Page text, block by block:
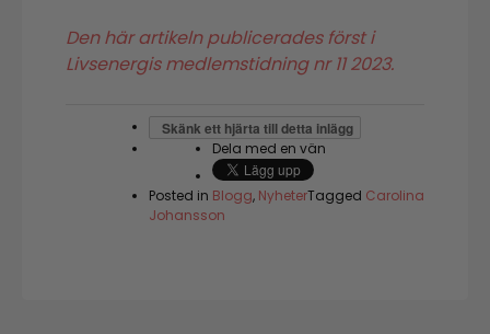
Den här artikeln publicerades först i
Livsenergis medlemstidning nr 11 2023.
Skänk ett hjärta till detta inlägg
Dela med en vän
Posted in Blogg, NyheterTagged Carolina
Johansson